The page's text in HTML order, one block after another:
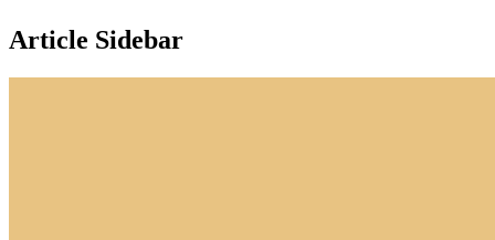
Article Sidebar